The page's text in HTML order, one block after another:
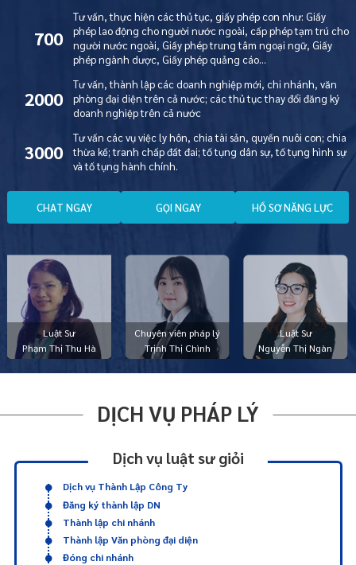
Luật Sư
Phạm Thị Thu Hà
Chuyên viên pháp lý
Trịnh Thị Chình
Luật Sư
Nguyễn Thị Ngàn
700
Tư vấn, thực hiện các thủ tục, giấy phép con như: Giấy
phép lao động cho người nước ngoài, cấp phép tạm trú cho
người nước ngoài, Giấy phép trung tâm ngoại ngữ, Giấy
phép ngành dược, Giấy phép quảng cáo…
2000
Tư vấn, thành lập các doanh nghiệp mới, chi nhánh, văn
phòng đại diện trên cả nước; các thủ tục thay đổi đăng ký
doanh nghiệp trên cả nước
3000
Tư vấn các vụ việc ly hôn, chia tài sản, quyền nuôi con; chia
thừa kế; tranh chấp đất đai; tố tụng dân sự, tố tụng hình sự
và tố tụng hành chính.
CHAT NGAY GỌI NGAY HỒ SƠ NĂNG LỰC
DỊCH VỤ PHÁP LÝ
Dịch vụ luật sư giỏi
Dịch vụ Thành Lập Công Ty
Đăng ký thành lập DN
Thành lập chi nhánh
Thành lập Văn phòng đại diện
Đóng chi nhánh